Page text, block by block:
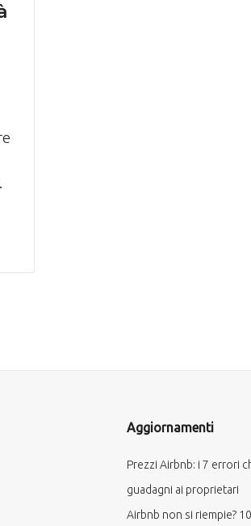
Aggiornamenti
Prezzi Airbnb: i 7 errori
guadagni ai proprietari
Airbnb non si riempie?